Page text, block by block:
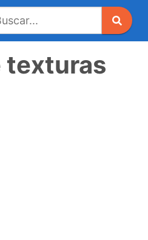
texturas